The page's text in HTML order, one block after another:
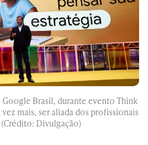
Brasil, durante evento Think
mais, ser aliada dos profissionais
Divulgação)